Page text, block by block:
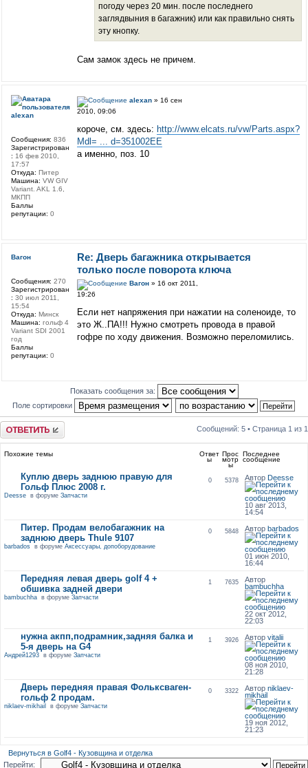
погоду через 20 мин. после последнего
заглядвыния в багажник) или как правильно снять
эту кнопку.
Сам замок здесь не причем.
alexan» 16 сен
2010, 09:06
короче, см. здесь: http://www.elcats.ru/vw/Parts.aspx?
Mdl= ... d=351002EE
а именно, поз. 10
alexan
Сообщения: 836
Зарегистрирован
: 16 фев 2010,
17:57
Откуда: Питер
Машина: VW GIV
Variant. AKL 1.6,
МКПП
Баллы
репутации: 0
Re: Дверь багажника открывается
только после поворота ключа
Вагон» 16 окт 2011,
19:26
Если нет напряжения при нажатии на соленоиде, то
это Ж..ПА!!! Нужно смотреть провода в правой
гофре по ходу движения. Возможно переломились.
Вагон
Сообщения: 270
Зарегистрирован
: 30 июл 2011,
15:54
Откуда: Минск
Машина: гольф 4
Variant SDI 2001
год
Баллы
репутации: 0
Показать сообщения за:
Поле сортировки
Ответить Сообщений: 5 • Страница 1 из 1
Похожие темы Ответ
ы
Прос
мотр
ы
Последнее
сообщение
Куплю дверь заднюю правую для
Гольф Плюс 2008 г.
Deesseв форуме Запчасти
0 5378 Автор Deesse
10 авг 2013,
14:54
Питер. Продам велобагажник на
заднюю дверь Thule 9107
barbadosв форуме Аксессуары, допоборудование
0 5848 Автор barbados
01 июн 2010,
16:44
Передняя левая дверь golf 4 +
обшивка задней двери
bambuchhaв форуме Запчасти
1 7635
Автор
bambuchha
22 окт 2012,
22:03
нужна акпп,подрамник,задняя балка и
5-я дверь на G4
Андрей1293в форуме Запчасти
1 3926 Авторvitalii
08 ноя 2010,
21:28
Дверь передняя правая Фольксваген-
гольф 2 продам.
niklaev-mikhail в форуме Запчасти
0 3322 Авторniklaev-
mikhail
19 ноя 2012,
21:23
Вернуться в Golf4 - Кузовщина и отделка
Перейти: